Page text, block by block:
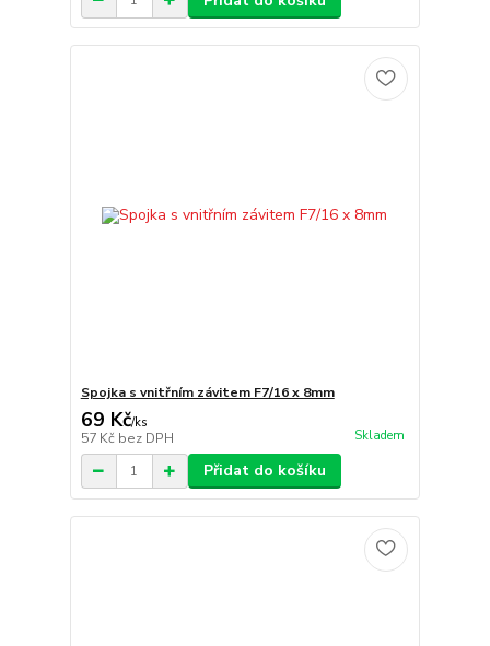
Spojka s vnitřním závitem F7/16 x 8mm
69 Kč/ks
57 Kč bez DPH Skladem
Přidat do košíku